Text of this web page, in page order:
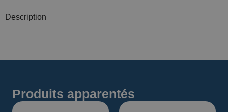
Description
Produits apparentés